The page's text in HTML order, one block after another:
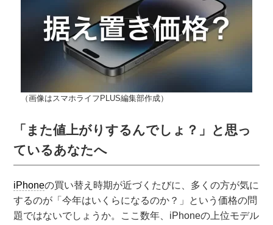
（画像はスマホライフPLUS編集部作成）
「また値上がりするんでしょ？」と思っ
ているあなたへ
iPhoneの買い替え時期が近づくたびに、多くの方が気に
するのが「今年はいくらになるのか？」という価格の問
題ではないでしょうか。ここ数年、iPhoneの上位モデル